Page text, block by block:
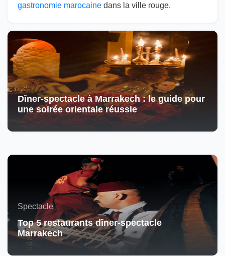
gastronomie marocaine dans la ville rouge.
Dîner-spectacle à Marrakech : le guide pour
une soirée orientale réussie
Spectacle
Top 5 restaurants dîner-spectacle
Marrakech